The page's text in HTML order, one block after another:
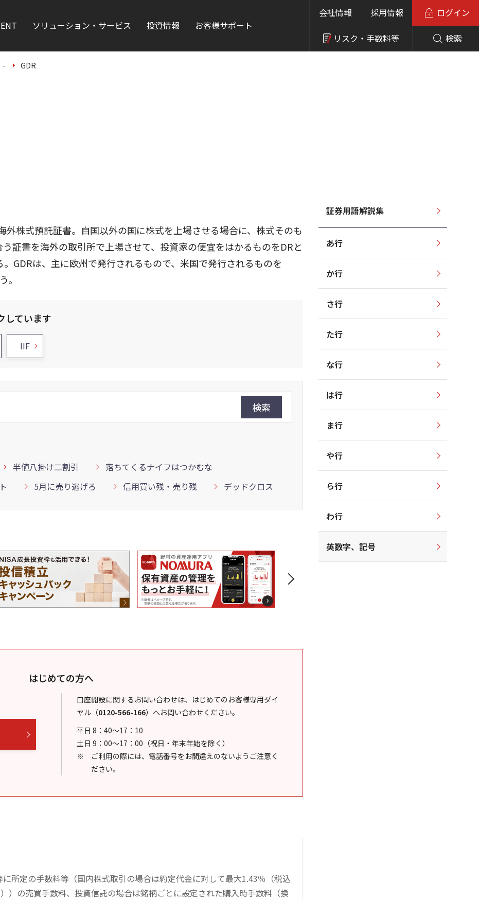
ソリューション・サービス 投資情報 お客様サポート
会社情報 採用情報
リスク・ 手数料等 検索
ログイン
- GDR
株式預託証書。自国以外の国に株式を上場させる場合に、株式そのも
証書を海外の取引所で上場させて、投資家の便宜をはかるものをDRと
GDRは、主に欧州で発行されるもので、米国で発行されるものを
。
しています
IIF
検索
半値八掛け二割引
落ちてくるナイフはつかむな
5月に売り逃げろ 信用買い残・売り残 デッドクロス
はじめての方へ
口座開設に関するお問い合わせは、はじめてのお客様専用ダイ
ヤル （0120-566-166） へお問い合わせください。
平日 8：40～17：10
土日 9：00～17：00（祝日・年末年始を除く）
ご利用の際には、電話番号をお間違えのないようご注意く
ださい。
所定の手数料等（国内株式取引の場合は約定代金に対して最大1.43％（税込
）の売買手数料、投資信託の場合は銘柄ごとに設定された購入時手数料（換
証券用語解説集
あ行
か行
さ行
た行
な行
は行
ま行
や行
ら行
わ行
英数字、記号